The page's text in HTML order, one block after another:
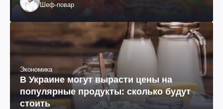
Шеф-повар
Экономика
В Украине могут вырасти цены на
популярные продукты: сколько будут
стоить